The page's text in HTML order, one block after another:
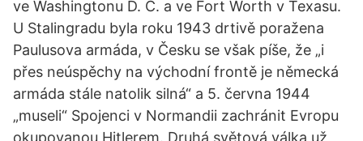
ve Washingtonu D. C. a ve Fort Worth v Texasu.
U Stalingradu byla roku 1943 drtivě poražena
Paulusova armáda, v Česku se však píše, že „i
přes neúspěchy na východní frontě je německá
armáda stále natolik silná“ a 5. června 1944
„museli“ Spojenci v Normandii zachránit Evropu
okupovanou Hitlerem. Druhá světová válka už